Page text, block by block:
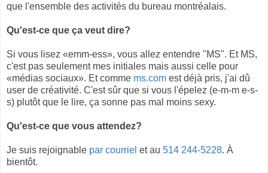
que l'ensemble des activités du bureau montréalais.
Qu'est-ce que ça veut dire?
Si vous lisez «emm-ess», vous allez entendre "MS". Et MS,
c'est pas seulement mes initiales mais aussi celle pour
«médias sociaux». Et comme ms.com est déjà pris, j'ai dû
user de créativité. C'est sûr que si vous l'épelez (e-m-m e-s-
s) plutôt que le lire, ça sonne pas mal moins sexy.
Qu'est-ce que vous attendez?
Je suis rejoignable par courriel et au 514 244-5228. À
bientôt.